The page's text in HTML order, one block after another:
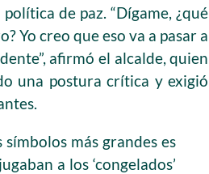
de paz. “Dígame, ¿qué
Yo creo que eso va a pasar a
afirmó el alcalde, quien
una postura crítica y exigió
más grandes es
a los ‘congelados’